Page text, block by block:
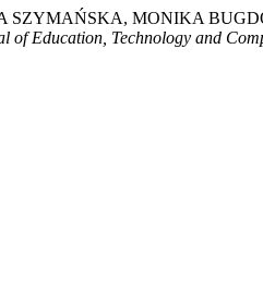
MONIKA
of Education, Technology and